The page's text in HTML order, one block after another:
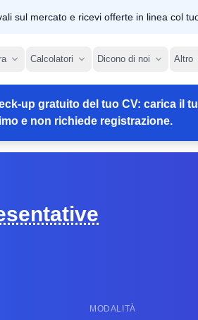
sul mercato e ricevi offerte in linea col
Calcolatori Dicono di noi Altro
up gratuito del tuo CV: carica il
e non richiede registrazione.
MODALITÀ